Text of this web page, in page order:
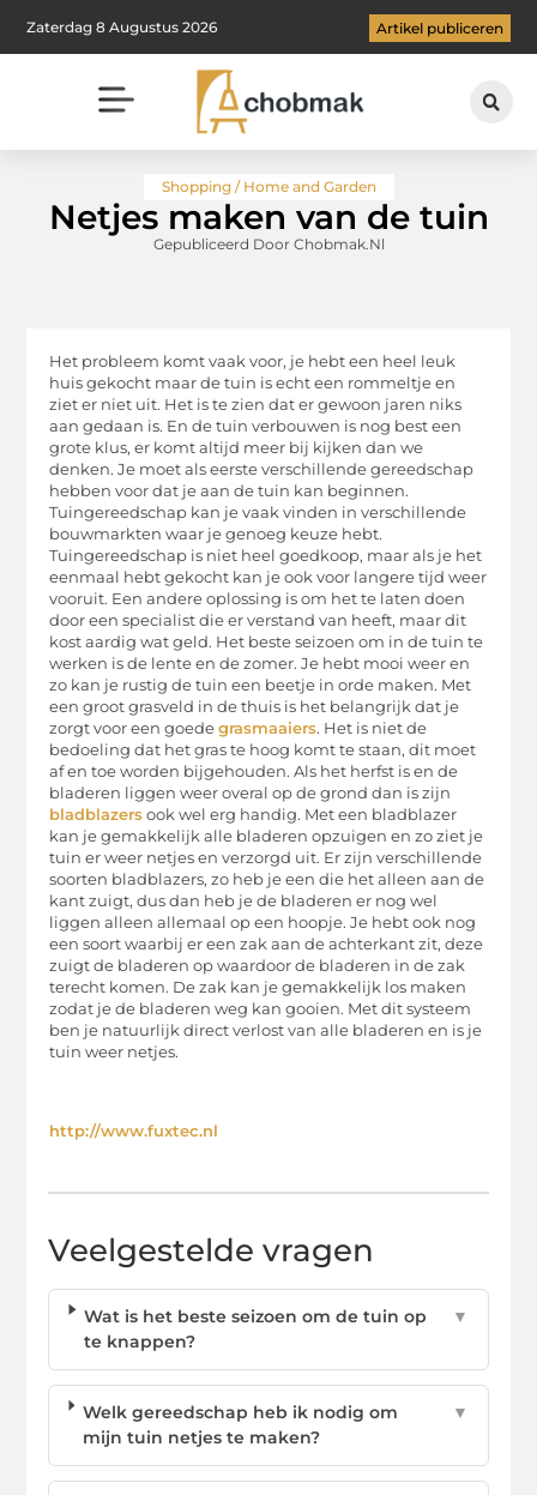
Zaterdag 8 Augustus 2026 Artikel publiceren
Shopping / Home and Garden
Netjes maken van de tuin
Gepubliceerd Door Chobmak.nl
Het probleem komt vaak voor, je hebt een heel leuk
huis gekocht maar de tuin is echt een rommeltje en
ziet er niet uit. Het is te zien dat er gewoon jaren niks
aan gedaan is. En de tuin verbouwen is nog best een
grote klus, er komt altijd meer bij kijken dan we
denken. Je moet als eerste verschillende gereedschap
hebben voor dat je aan de tuin kan beginnen.
Tuingereedschap kan je vaak vinden in verschillende
bouwmarkten waar je genoeg keuze hebt.
Tuingereedschap is niet heel goedkoop, maar als je het
eenmaal hebt gekocht kan je ook voor langere tijd weer
vooruit. Een andere oplossing is om het te laten doen
door een specialist die er verstand van heeft, maar dit
kost aardig wat geld. Het beste seizoen om in de tuin te
werken is de lente en de zomer. Je hebt mooi weer en
zo kan je rustig de tuin een beetje in orde maken. Met
een groot grasveld in de thuis is het belangrijk dat je
zorgt voor een goedegrasmaaiers. Het is niet de
bedoeling dat het gras te hoog komt te staan, dit moet
af en toe worden bijgehouden. Als het herfst is en de
bladeren liggen weer overal op de grond dan is zijn
bladblazers ook wel erg handig. Met een bladblazer
kan je gemakkelijk alle bladeren opzuigen en zo ziet je
tuin er weer netjes en verzorgd uit. Er zijn verschillende
soorten bladblazers, zo heb je een die het alleen aan de
kant zuigt, dus dan heb je de bladeren er nog wel
liggen alleen allemaal op een hoopje. Je hebt ook nog
een soort waarbij er een zak aan de achterkant zit, deze
zuigt de bladeren op waardoor de bladeren in de zak
terecht komen. De zak kan je gemakkelijk los maken
zodat je de bladeren weg kan gooien. Met dit systeem
ben je natuurlijk direct verlost van alle bladeren en is je
tuin weer netjes.
http://www.fuxtec.nl
Veelgestelde vragen
Wat is het beste seizoen om de tuin op
te knappen?
▼
Welk gereedschap heb ik nodig om
mijn tuin netjes te maken?
▼